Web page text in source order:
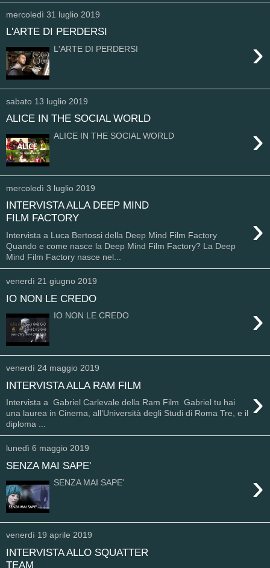
mercoledì 31 luglio 2019
L'ARTE DI PERDERSI
›
L'ARTE DI PERDERSI
sabato 13 luglio 2019
ALICE IN THE SOCIAL WORLD
›
ALICE IN THE SOCIAL WORLD
mercoledì 3 luglio 2019
INTERVISTA ALLA DEEP MIND
FILM FACTORY
›
Intervista a Luca Bertossi della Deep Mind Film Factory
Quando e come nasce la Deep Mind Film Factory? La Deep
Mind Film Factory nasce nel...
venerdì 21 giugno 2019
IO NON LE CREDO
›
IO NON LE CREDO
venerdì 24 maggio 2019
INTERVISTA ALLA RAM FILM ›
Intervista a Gabriel Carlevale della Ram Film Gabriel tu hai
una laurea in Cinema, all’Università degli Studi di Roma Tre, e il
diploma ...
lunedì 6 maggio 2019
SENZA MAI SAPE'
›
SENZA MAI SAPE'
venerdì 19 aprile 2019
INTERVISTA ALLO SQUATTER
TEAM